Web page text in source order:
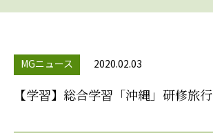
MGニュース 2020.02.03
【学習】総合学習「沖縄」研修旅行